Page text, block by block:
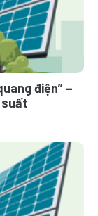
điện” –
suất